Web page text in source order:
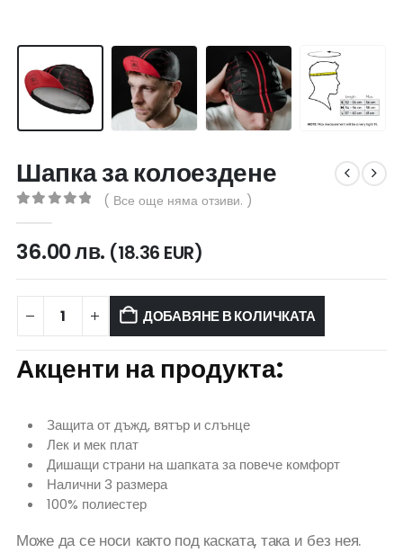
Шапка за колоездене
( Все още няма отзиви. )
36.00лв. (18.36 EUR)
ДОБАВЯНЕ В КОЛИЧКАТА
Акценти на продукта:
Защита от дъжд, вятър и слънце
Лек и мек плат
Дишащи страни на шапката за повече комфорт
Налични 3 размера
100% полиестер
Може да се носи както под каската, така и без нея.